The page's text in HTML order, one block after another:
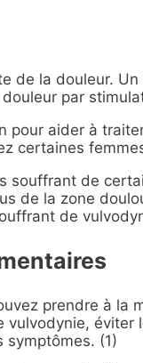
de la douleur.
par
pour aider à
certaines
souffrant de
de la zone
de
prendre à la
symptômes. (1)